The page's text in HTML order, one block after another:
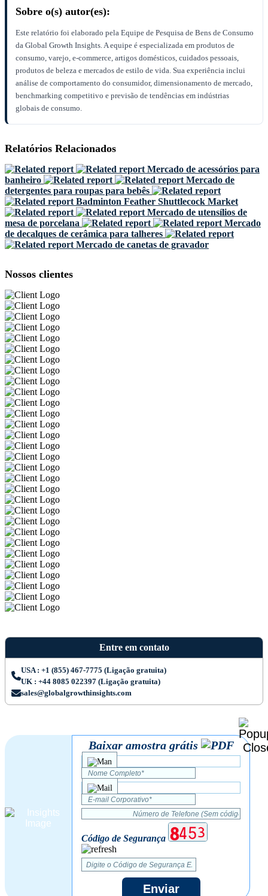
Sobre o(s) autor(es):
Este relatório foi elaborado pela Equipe de Pesquisa de Bens de Consumo
da Global Growth Insights. A equipe é especializada em produtos de
consumo, varejo, e-commerce, artigos domésticos, cuidados pessoais,
produtos de beleza e mercados de estilo de vida. Sua experiência inclui
análise de comportamento do consumidor, dimensionamento de mercado,
benchmarking competitivo e previsão de tendências em indústrias
globais de consumo.
Relatórios Relacionados
Mercado de acessórios para
banheiro
Mercado de
detergentes para roupas para bebês
Badminton Feather Shuttlecock Market
Mercado de utensílios de
mesa de porcelana
Mercado
de decalques de cerâmica para talheres
Mercado de canetas de gravador
Nossos clientes
Entre em contato
USA : +1 (855) 467-7775 (Ligação gratuita)
UK : +44 8085 022397 (Ligação gratuita)
sales@globalgrowthinsights.com
Baixar amostra grátis
Código de Segurança
Enviar